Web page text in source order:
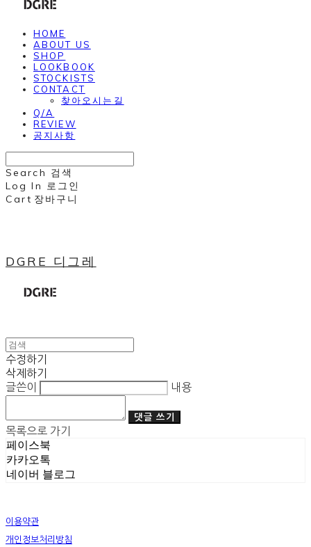
HOME
ABOUT US
SHOP
LOOKBOOK
STOCKISTS
CONTACT
찾아오시는길
Q/A
REVIEW
공지사항
Search 검색
Log In
로그인
Cart 장바구니
DGRE 디그레
수정하기
삭제하기
글쓴이
내용
댓글 쓰기
목록으로 가기
페이스북
카카오톡
네이버 블로그
이용약관
개인정보처리방침